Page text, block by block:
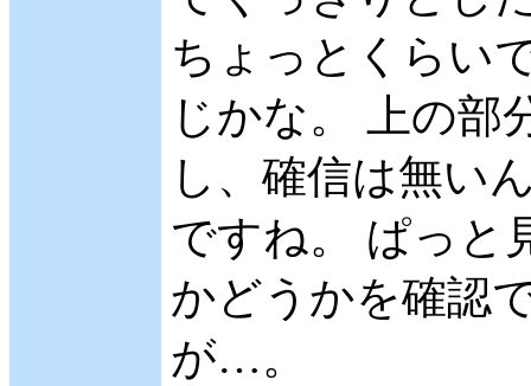
ちょっとくらい
じかな。 上の部
し、確信は無い
ですね。 ぱっと
かどうかを確認
が…。